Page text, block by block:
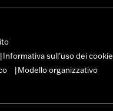
Informativa sull’uso dei cookie
Modello organizzativo